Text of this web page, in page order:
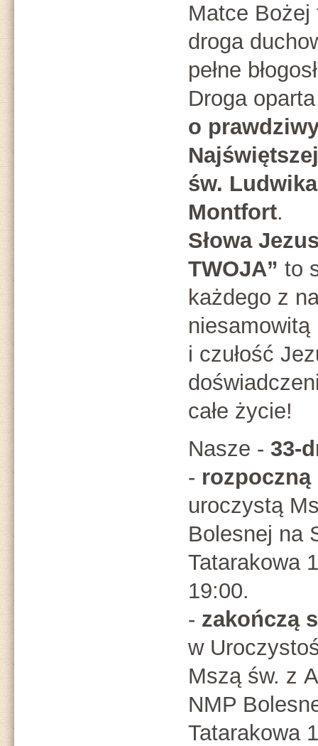
Matce Bożej
droga
pełne
Droga
o
św.
Montfort.
Słowa
TWOJA” to
każdego z
niesamowitą
i czułość
całe życie!
Nasze - 33-
- rozpoczną
uroczystą
Bolesnej na
Tatarakowa
19:00.
- zakończą
w
Mszą św. z
NMP
Tatarakowa